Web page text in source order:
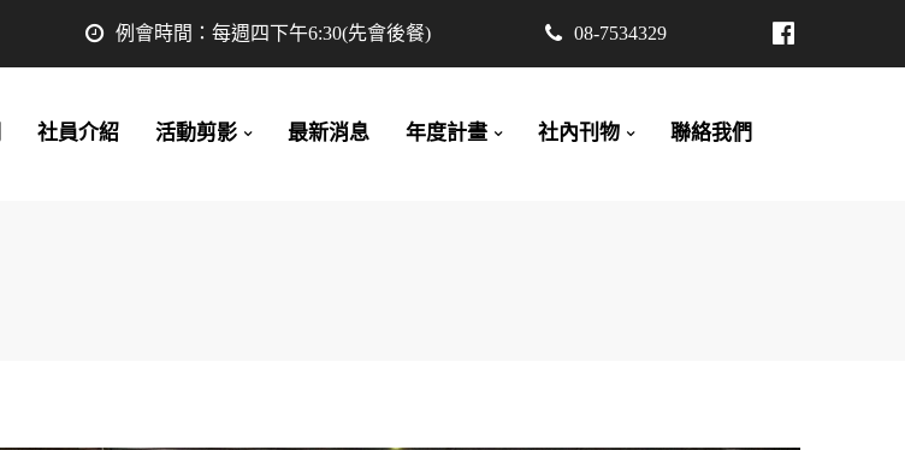
例會時間：每週四下午6:30(先會後餐) 08-7534329
社員介紹 活動剪影 最新消息 年度計畫 社內刊物 聯絡我們